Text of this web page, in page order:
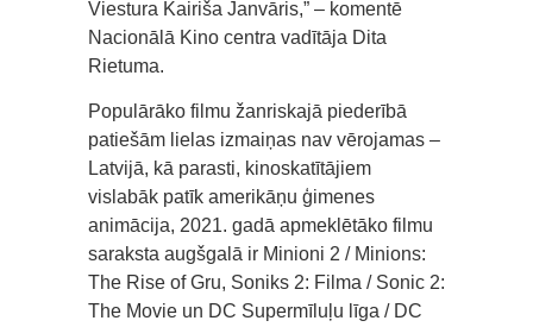
Viestura Kairiša Janvāris,” – komentē
Nacionālā Kino centra vadītāja Dita
Rietuma.
Populārāko filmu žanriskajā piederībā
patiešām lielas izmaiņas nav vērojamas –
Latvijā, kā parasti, kinoskatītājiem
vislabāk patīk amerikāņu ģimenes
animācija, 2021. gadā apmeklētāko filmu
saraksta augšgalā ir Minioni 2 / Minions:
The Rise of Gru, Soniks 2: Filma / Sonic 2:
The Movie un DC Supermīluļu līga / DC